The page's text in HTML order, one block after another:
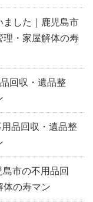
した｜鹿児島市
・家屋解体の寿
回収・遺品整
品回収・遺品整
市の不用品回
体の寿マン